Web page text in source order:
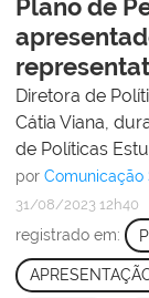
Plano de
Diretora de
Cátia Viana,
de Políticas
por Comunicação
31/08/2023 12h40
registrado em: